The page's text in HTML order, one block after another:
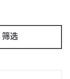
筛选